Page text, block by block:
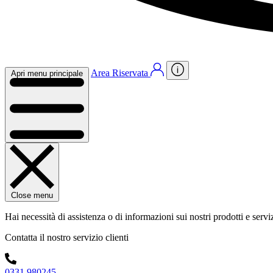
Apri menu principale Area Riservata
Close menu
Hai necessità di assistenza o di informazioni sui nostri prodotti e
Contatta il nostro servizio clienti